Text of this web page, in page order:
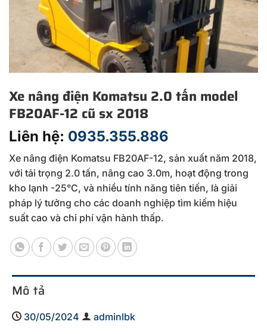
Xe nâng điện Komatsu 2.0 tấn model
FB20AF-12 cũ sx 2018
Liên hệ: 0935.355.886
Xe nâng điện Komatsu FB20AF-12, sản xuất năm 2018,
với tải trọng 2.0 tấn, nâng cao 3.0m, hoạt động trong
kho lạnh -25°C, và nhiều tính năng tiên tiến, là giải
pháp lý tưởng cho các doanh nghiệp tìm kiếm hiệu
suất cao và chi phí vận hành thấp.
Mô tả
30/05/2024
adminlbk